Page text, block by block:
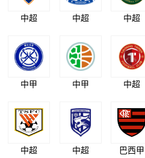
中超 中超 中超
中甲 中甲 中超
中超 中超 巴西甲